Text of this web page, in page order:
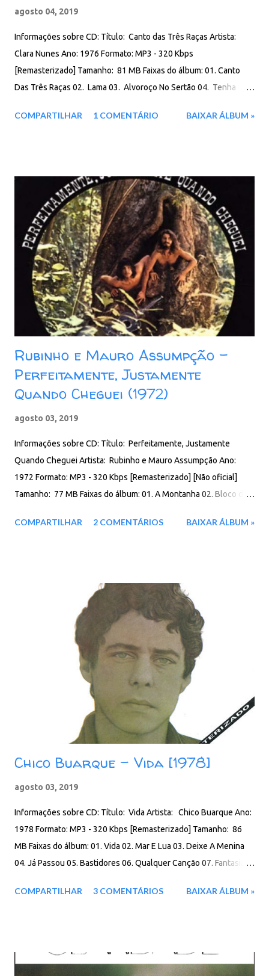
agosto 04, 2019
Informações sobre CD: Título: Canto das Três Raças Artista:
Clara Nunes Ano: 1976 Formato: MP3 - 320 Kbps
[Remasterizado] Tamanho: 81 MB Faixas do álbum: 01. Canto
Das Três Raças 02. Lama 03. Alvoroço No Sertão 04. Tenha
Um Dia 08. Fuzuê 09. Meu Sofrer 10. Embala Eu Download:
COMPARTILHAR 1 COMENTÁRIO BAIXAR ÁLBUM »
Rubinho e Mauro Assumpção -
Perfeitamente, Justamente
Quando Cheguei (1972)
agosto 03, 2019
Informações sobre CD: Título: Perfeitamente, Justamente
Quando Cheguei Artista: Rubinho e Mauro Assumpção Ano:
1972 Formato: MP3 - 320 Kbps [Remasterizado] [Não oficial]
Tamanho: 77 MB Faixas do álbum: 01. A Montanha 02. Bloco da
Para Ver o Sol 06. Debandada Geral 07. Quero Companheira 08.
COMPARTILHAR 2 COMENTÁRIOS BAIXAR ÁLBUM »
Chico Buarque - Vida [1978]
agosto 03, 2019
Informações sobre CD: Título: Vida Artista: Chico Buarque Ano:
1978 Formato: MP3 - 320 Kbps [Remasterizado] Tamanho: 86
MB Faixas do álbum: 01. Vida 02. Mar E Lua 03. Deixe A Menina
04. Já Passou 05. Bastidores 06. Qualquer Canção 07. Fantasia
11. Bye Bye Brasil 12. Não Sonho Mais Download: Google Drive -
COMPARTILHAR 3 COMENTÁRIOS BAIXAR ÁLBUM »